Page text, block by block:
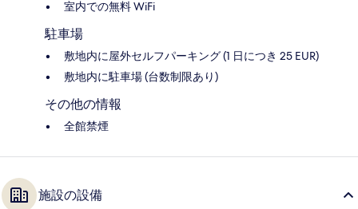
室内での無料 WiFi
駐車場
敷地内に屋外セルフパーキング (1 日につき 25 EUR)
敷地内に駐車場 (台数制限あり)
その他の情報
全館禁煙
施設の設備